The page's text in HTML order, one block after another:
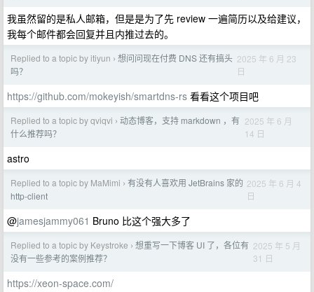
我虽然留的是私人邮箱，但是是为了先 review 一遍简历以及给建议，
我每个邮件都会回复并且内推过去的。
Replied to a topic by itiyun › 想问问现在付费 DNS 还有搞头
吗？
2025 年 6 月 23
日
https://github.com/mokeyish/smartdns-rs 看看这个项目吧
Replied to a topic by qviqvi › 动态博客，支持 markdown ，有
什么推荐吗？
2025 年 6 月
14 日
astro
Replied to a topic by MaMimi › 有没有人喜欢用 JetBrains 家的
http-client
2025 年 6 月 4
日
@jamesjammy061 Bruno 比这个强大多了
Replied to a topic by Keystroke › 想重写一下博客 UI 了，各位有
没有一些参考的案例推荐？
2025 年 5 月
31 日
https://xeon-space.com/